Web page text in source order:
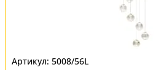
5008/56L